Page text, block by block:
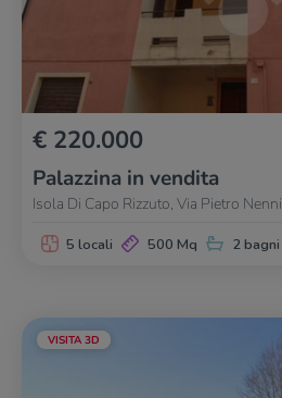
€ 220.000
Palazzina in vendita
Isola Di Capo Rizzuto, Via Pietro Nenni
5 locali 500 Mq 2 bagni
VISITA 3D